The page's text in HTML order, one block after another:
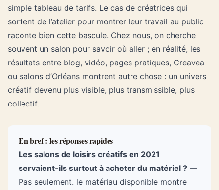
simple tableau de tarifs. Le cas de créatrices qui
sortent de l’atelier pour montrer leur travail au public
raconte bien cette bascule. Chez nous, on cherche
souvent un salon pour savoir où aller ; en réalité, les
résultats entre blog, vidéo, pages pratiques, Creavea
ou salons d’Orléans montrent autre chose : un univers
créatif devenu plus visible, plus transmissible, plus
collectif.
En bref : les réponses rapides
Les salons de loisirs créatifs en 2021
servaient-ils surtout à acheter du matériel ? —
Pas seulement. le matériau disponible montre